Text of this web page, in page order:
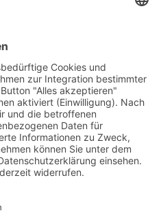
geschützt! Zur Anzeige